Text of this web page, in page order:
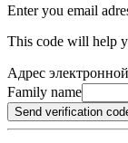
Enter you email
This code will help
Адрес
Family name
Send verification